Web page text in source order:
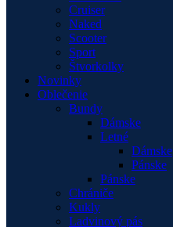
Cruiser
Naked
Scooter
Sport
Štvorkolky
Novinky
Oblečenie
Bundy
Dámske
Letné
Dámske
Pánske
Pánske
Chrániče
Kukly
Ladvinový pás